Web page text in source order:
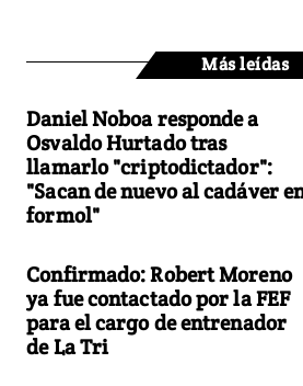
Más leídas
Daniel Noboa responde a
Osvaldo Hurtado tras
llamarlo "criptodictador":
"Sacan de nuevo al cadáver
formol"
Confirmado: Robert Moreno
ya fue contactado por la FEF
para el cargo de entrenador
de La Tri